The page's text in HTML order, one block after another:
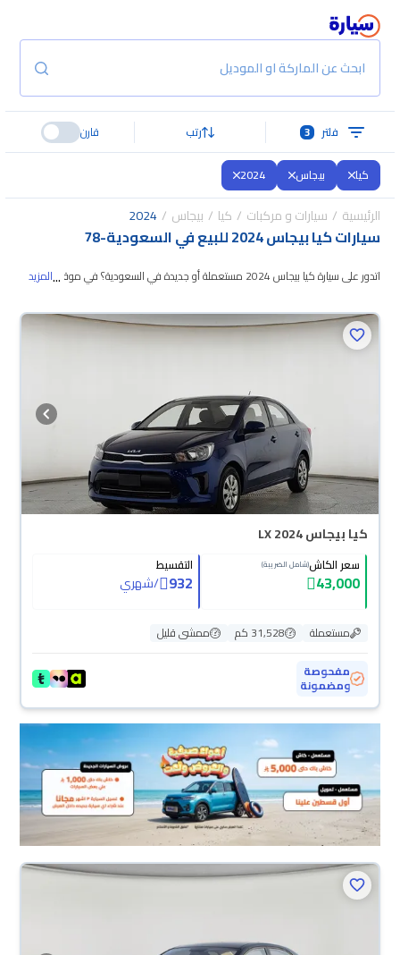
ابحث عن الماركة او الموديل
فلتر 3 رتب قارن
كيا بيجاس 2024
الرئيسية سيارات و مركبات كيا بيجاس 2024
سيارات كيا بيجاس 2024 للبيع في السعودية -
78
اتدور على سيارة كيا بيجاس 2024 مستعملة أو جديدة في السعودية؟ في موقع
كيا بيجاس 2024 المستعملة مضمونة ومفحوصة بأكثر من 200 نقطة وتقدر
...المزيد
كيا بيجاس LX 2024
سعر الكاش(شامل الضريبة)
43,000
التقسيط
932
/شهري
مستعملة 31,528 كم
ممشى قليل
مفحوصة
ومضمونة